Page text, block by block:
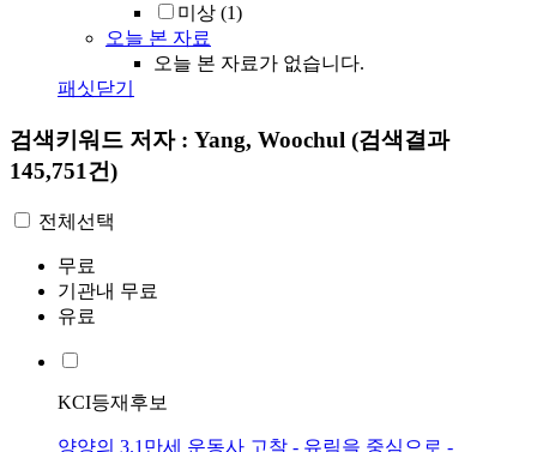
미상 (1)
오늘 본 자료
오늘 본 자료가 없습니다.
패싯닫기
검색키워드 저자 : Yang, Woochul (검색결과
145,751건)
전체선택
무료
기관내 무료
유료
KCI등재후보
양양의 3.1만세 운동사 고찰 - 유림을 중심으로 -